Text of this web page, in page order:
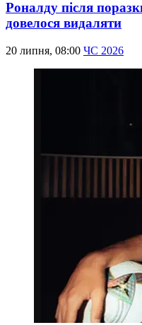
Роналду після
довелося видаляти
20 липня, 08:00 ЧС 2026